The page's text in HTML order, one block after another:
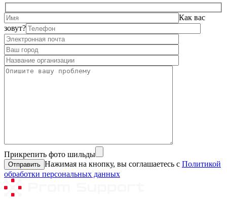
Как вас
зовут?
Прикрепить фото шильды
Нажимая на кнопку, вы соглашаетесь с Политикой
обработки персональных данных